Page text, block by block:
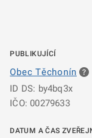
PUBLIKUJÍCÍ
Obec Těchonín
ID DS: by4bq3x
IČO: 00279633
DATUM A ČAS